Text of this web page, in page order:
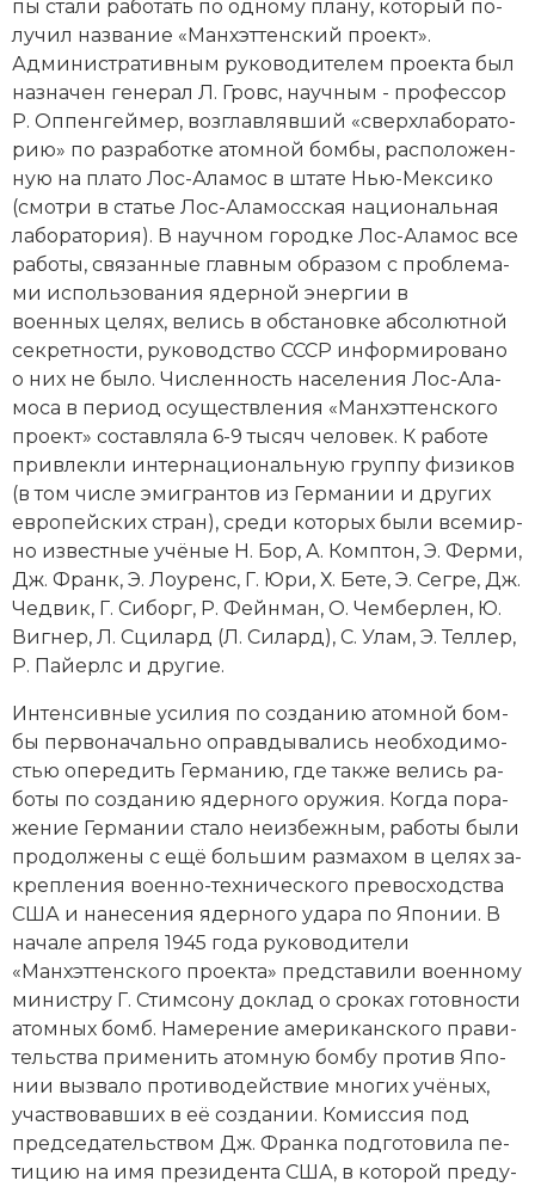
Новейшая история
Нумизматика
Образование
Общественные объединения и организации
Политическая история
Революции и народные движения
Религия и церковь
Россия
Северная Америка
Социально-экономическая история
Специальные исторические дисциплины
СССР
Южная Америка
пы ста­ли ра­бо­тать по од­но­му пла­ну, ко­то­рый по­
лу­чил название «Манхэттенский проект».
Административным ру­ко­во­ди­те­лем про­ек­та был
на­зна­чен генерал Л. Гровс, на­уч­ным - профессор
Р. Оп­пен­гей­мер, воз­глав­ляв­ший «сверх­ла­бо­ра­то­
рию» по раз­ра­бот­ке атом­ной бом­бы, рас­по­ло­жен­
ную на пла­то Лос-Ала­мос в шта­те Нью-Мек­си­ко
(смотри в статье Лос-Ала­мос­ская на­цио­наль­ная
ла­бо­ра­то­рия). В на­учном го­род­ке Лос-Ала­мос все
ра­бо­ты, свя­зан­ные главным образом с про­бле­ма­
ми ис­поль­зо­ва­ния ядер­ной энер­гии в
военных це­лях, ве­лись в об­ста­нов­ке аб­со­лют­ной
сек­рет­но­сти, ру­ко­во­дство СССР ин­фор­ми­ро­ва­но
о них не бы­ло. Чис­ленность на­се­ле­ния Лос-Ала­
мо­са в пе­ри­од осу­ще­ст­в­ле­ния «Манхэттенского
проект» со­став­ля­ла 6-9 тысяч человек. К ра­бо­те
при­влек­ли ин­тер­национальную груп­пу фи­зи­ков
(в том числе эмиг­ран­тов из Гер­ма­нии и других
ев­ропейских стран), сре­ди ко­то­рых бы­ли все­мир­
но из­вест­ные учё­ные Н. Бор, А. Комп­тон, Э. Фер­ми,
Дж. Франк, Э. Ло­уренс, Г. Юри, Х. Бе­те, Э. Сег­ре, Дж.
Чед­вик, Г. Си­борг, Р. Фейн­ман, О. Чем­бер­лен, Ю.
Виг­нер, Л. Сци­лард (Л. Си­лард), С. Улам, Э. Тел­лер,
Р. Пай­ерлс и другие.
Ин­тен­сив­ные уси­лия по соз­да­нию атом­ной бом­
бы пер­во­на­чаль­но оп­рав­ды­ва­лись не­об­хо­ди­мо­
стью опе­ре­дить Гер­ма­нию, где так­же ве­лись ра­
бо­ты по соз­да­нию ядер­но­го ору­жия. Ко­гда по­ра­
же­ние Гер­ма­нии ста­ло не­из­беж­ным, ра­бо­ты бы­ли
про­дол­же­ны с ещё боль­шим раз­ма­хом в це­лях за­
кре­п­ле­ния во­енно-тех­нического пре­вос­ход­ст­ва
США и на­не­се­ния ядер­но­го уда­ра по Япо­нии. В
на­ча­ле апреля 1945 года ру­ко­во­ди­те­ли
«Манхэттенского проекта» пред­ста­ви­ли во­енному
ми­ни­ст­ру Г. Стим­со­ну док­лад о сро­ках го­тов­но­сти
атом­ных бомб. На­ме­ре­ние американского пра­ви­
тель­ст­ва при­ме­нить атом­ную бом­бу про­тив Япо­
нии вы­зва­ло про­ти­во­дей­ст­вие многих учё­ных,
уча­ст­во­вав­ших в её соз­да­нии. Ко­мис­сия под
пред­се­да­тель­ст­вом Дж. Фран­ка под­го­то­ви­ла пе­
ти­цию на имя пре­зи­ден­та США, в ко­то­рой пре­ду­